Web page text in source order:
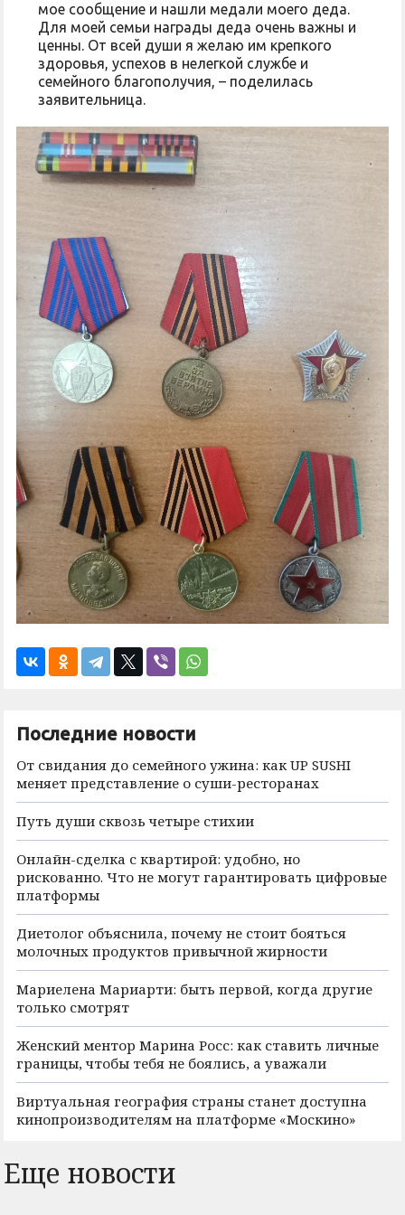
мое сообщение и нашли медали моего деда.
Для моей семьи награды деда очень важны и
ценны. От всей души я желаю им крепкого
здоровья, успехов в нелегкой службе и
семейного благополучия, – поделилась
заявительница.
Последние новости
От свидания до семейного ужина: как UP SUSHI
меняет представление о суши-ресторанах
Путь души сквозь четыре стихии
Онлайн-сделка с квартирой: удобно, но
рискованно. Что не могут гарантировать цифровые
платформы
Диетолог объяснила, почему не стоит бояться
молочных продуктов привычной жирности
Мариелена Мариарти: быть первой, когда другие
только смотрят
Женский ментор Марина Росс: как ставить личные
границы, чтобы тебя не боялись, а уважали
Виртуальная география страны станет доступна
кинопроизводителям на платформе «Москино»
Еще новости